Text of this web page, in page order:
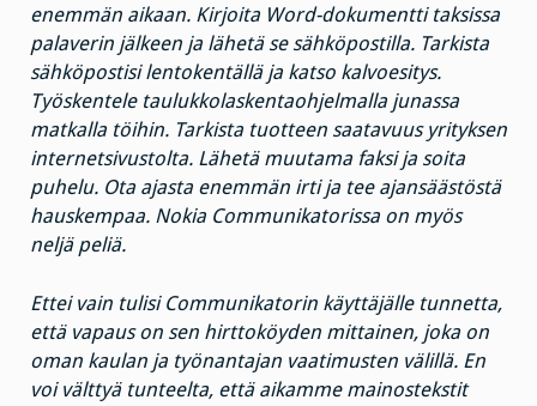
enemmän aikaan. Kirjoita Word-dokumentti taksissa
palaverin jälkeen ja lähetä se sähköpostilla. Tarkista
sähköpostisi lentokentällä ja katso kalvoesitys.
Työskentele taulukkolaskentaohjelmalla junassa
matkalla töihin. Tarkista tuotteen saatavuus yrityksen
internetsivustolta. Lähetä muutama faksi ja soita
puhelu. Ota ajasta enemmän irti ja tee ajansäästöstä
hauskempaa. Nokia Communikatorissa on myös
neljä peliä.
Ettei vain tulisi Communikatorin käyttäjälle tunnetta,
että vapaus on sen hirttoköyden mittainen, joka on
oman kaulan ja työnantajan vaatimusten välillä. En
voi välttyä tunteelta, että aikamme mainostekstit